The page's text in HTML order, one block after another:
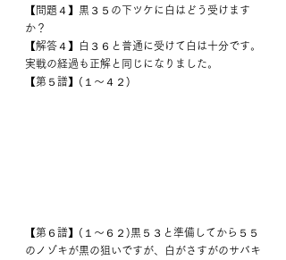
【問題４】黒３５の下ツケに白はどう受けます
か？
【解答４】白３６と普通に受けて白は十分です。
実戦の経過も正解と同じになりました。
【第５譜】(１～４２)
【第６譜】(１～６２)黒５３と準備してから５５
のノゾキが黒の狙いですが、白がさすがのサバキ